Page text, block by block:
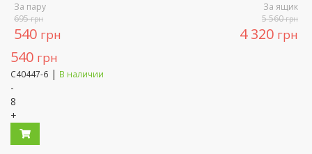
За пару
За ящик
695грн 5 560грн
540 грн 4 320 грн
540 грн
C40447-6 | В наличии
-
8
+